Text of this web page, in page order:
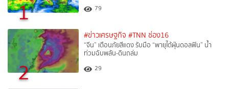
1 79
2
#ข่าวเศรษฐกิจ #TNN ช่อง16
“จีน” เตือนภัยสีแดง รับมือ “พายุไต้ฝุ่นดอลฟิน” น้ำ
ท่วมฉับพลัน-ดินถล่ม
29